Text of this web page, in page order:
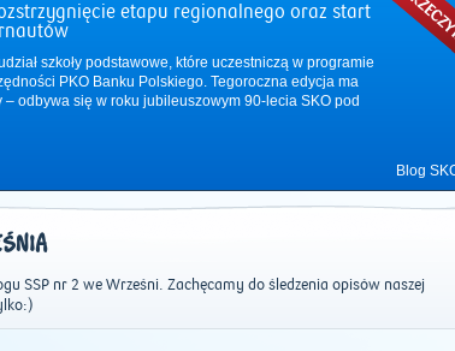
etapu regionalnego oraz start
szkoły podstawowe, które uczestniczą w programie
PKO Banku Polskiego. Tegoroczna edycja ma
– odbywa się w roku jubileuszowym 90-lecia SKO pod
Blog
SSP nr 2 we Wrześni. Zachęcamy do śledzenia opisów naszej